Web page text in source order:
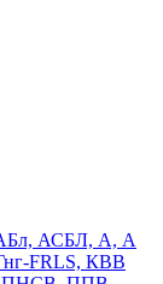
АСБЛ, А, А
FRLS, КВВ